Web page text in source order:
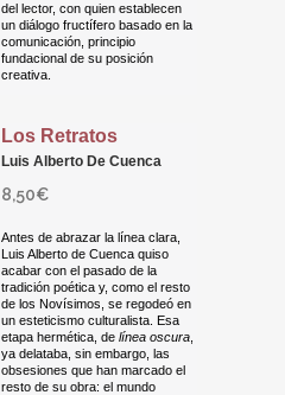
del lector, con quien establecen
un diálogo fructífero basado en la
comunicación, principio
fundacional de su posición
creativa.
Los Retratos
Luis Alberto De Cuenca
8,50€
Antes de abrazar la línea clara,
Luis Alberto de Cuenca quiso
acabar con el pasado de la
tradición poética y, como el resto
de los Novísimos, se regodeó en
un esteticismo culturalista. Esa
etapa hermética, de línea oscura
ya delataba, sin embargo, las
obsesiones que han marcado el
resto de su obra: el mundo